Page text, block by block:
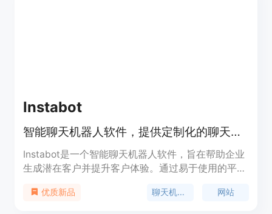
Instabot
智能聊天机器人软件，提供定制化的聊天机器人服务
Instabot是一个智能聊天机器人软件，旨在帮助企业
生成潜在客户并提升客户体验。通过易于使用的平台
自己的聊天机器人。Instabot可以回答常见问题，增
优质新品 聊天机器人 网站